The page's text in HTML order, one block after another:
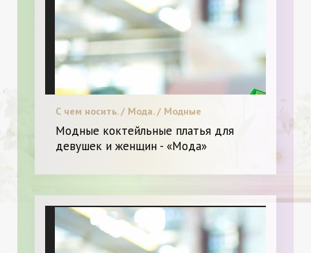
С чем носить. / Мода. / Модные
тенденции. / Я и Мода.
Модные коктейльные платья для
девушек и женщин - «Мода»